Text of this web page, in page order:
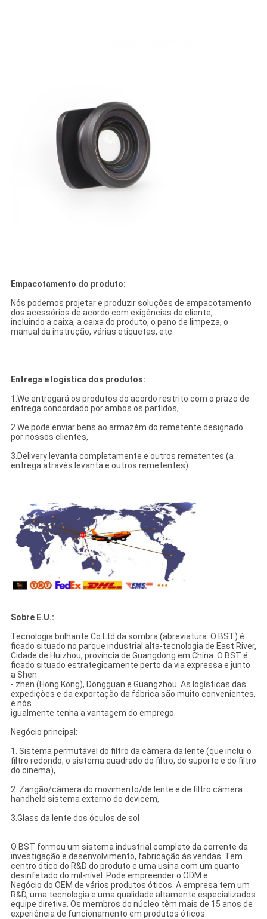
Empacotamento do produto:
Nós podemos projetar e produzir soluções de empacotamento
dos acessórios de acordo com exigências de cliente,
incluindo a caixa, a caixa do produto, o pano de limpeza, o
manual da instrução, várias etiquetas, etc.
Entrega e logística dos produtos:
1.We entregará os produtos do acordo restrito com o prazo de
entrega concordado por ambos os partidos,
2.We pode enviar bens ao armazém do remetente designado
por nossos clientes,
3.Delivery levanta completamente e outros remetentes (a
entrega através levanta e outros remetentes).
Sobre E.U.:
Tecnologia brilhante Co.Ltd da sombra (abreviatura: O BST) é
ficado situado no parque industrial alta-tecnologia de East River,
Cidade de Huizhou, província de Guangdong em China. O BST é
ficado situado estrategicamente perto da via expressa e junto
a Shen
- zhen (Hong Kong), Dongguan e Guangzhou. As logísticas das
expedições e da exportação da fábrica são muito convenientes,
e nós
igualmente tenha a vantagem do emprego.
Negócio principal:
1. Sistema permutável do filtro da câmera da lente (que inclui o
filtro redondo, o sistema quadrado do filtro, do suporte e do filtro
do cinema),
2. Zangão/câmera do movimento/de lente e de filtro câmera
handheld sistema externo do devicem,
3.Glass da lente dos óculos de sol
O BST formou um sistema industrial completo da corrente da
investigação e desenvolvimento, fabricação às vendas. Tem
centro ótico do R&D do produto e uma usina com um quarto
desinfetado do mil-nível. Pode empreender o ODM e
Negócio do OEM de vários produtos óticos. A empresa tem um
R&D, uma tecnologia e uma qualidade altamente especializados
equipe diretiva. Os membros do núcleo têm mais de 15 anos de
experiência de funcionamento em produtos óticos.